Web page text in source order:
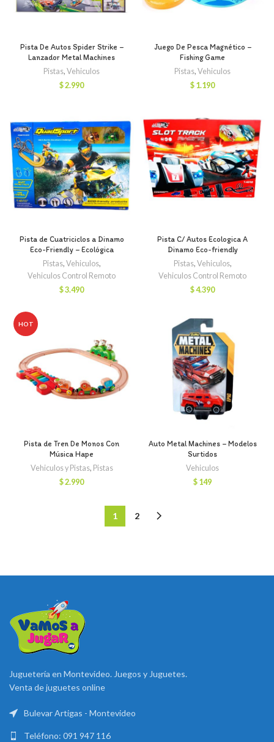
Pista De Autos Spider Strike –
Lanzador Metal Machines
Pistas, Vehiculos
$2.990
Juego De Pesca Magnético –
Fishing Game
Pistas, Vehiculos
$ 1.190
Pista de Cuatriciclos a Dinamo
Eco-Friendly – Ecológica
Pistas, Vehiculos,
Vehiculos Control Remoto
$3.490
Pista C/ Autos Ecologica A
Dinamo Eco-friendly
Pistas, Vehiculos,
Vehiculos Control Remoto
$4.390
HOT
Pista de Tren De Monos Con
Música Hape
Vehiculos y Pistas, Pistas
$2.990
Auto Metal Machines – Modelos
Surtidos
Vehiculos
$ 149
1 2
Juguetería en Montevideo. Juegos y Juguetes.
Venta de juguetes online
Bulevar Artigas - Montevideo
Teléfono: 091 947 116